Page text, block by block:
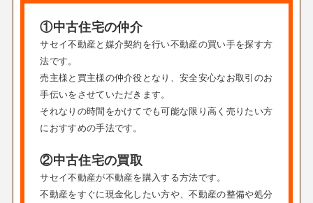
①中古住宅の仲介
サセイ不動産と媒介契約を行い不動産の買い手を探す方
法です。
売主様と買主様の仲介役となり、安全安心なお取引のお
手伝いをさせていただきます。
それなりの時間をかけてでも可能な限り高く売りたい方
におすすめの手法です。
②中古住宅の買取
サセイ不動産が不動産を購入する方法です。
不動産をすぐに現金化したい方や、不動産の整備や処分